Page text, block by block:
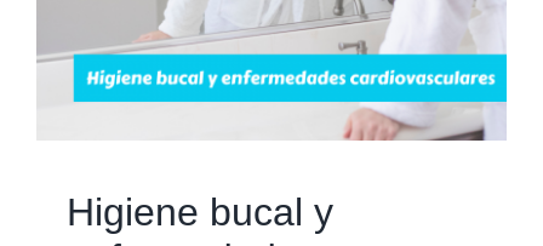
Higiene bucal y